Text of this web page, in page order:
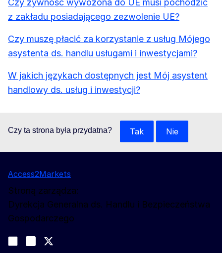
Czy żywność wywożona do UE musi pochodzić
z zakładu posiadającego zezwolenie UE?
Czy muszę płacić za korzystanie z usług Mójego
asystenta ds. handlu usługami i inwestycjami?
W jakich językach dostępnych jest Mój asystent
handlowy ds. usług i inwestycji?
Czy ta strona była przydatna? Tak Nie
Access2Markets
Stroną zarządza:
Dyrekcja Generalna ds. Handlu i Bezpieczeństwa
Gospodarczego
Join us on LinkedIn
Trade-Off podcast